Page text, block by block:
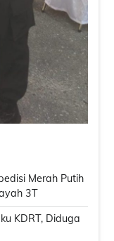
Merah Putih
3T
KDRT, Diduga